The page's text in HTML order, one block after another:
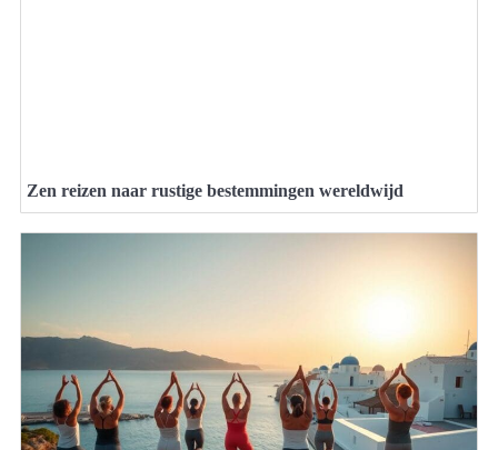
Zen reizen naar rustige bestemmingen wereldwijd